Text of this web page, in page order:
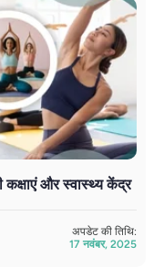
कक्षाएं और स्वास्थ्य केंद्र
अपडेट की तिथि:
17 नवंबर, 2025